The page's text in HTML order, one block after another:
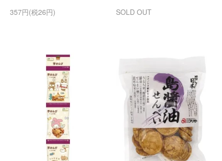
357円(税26円)
SOLD OUT